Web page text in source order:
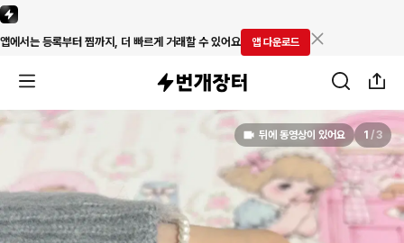
앱에서는 등록부터 찜까지, 더 빠르게 거래할 수 있어요 앱 다운로드
뒤에 동영상이 있어요 1 / 3